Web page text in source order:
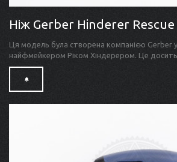
Ніж Gerber Hinderer Rescue
Ця модель була створена компанією Gerber у
найфмейкером Ріком Хіндерером. Це досить